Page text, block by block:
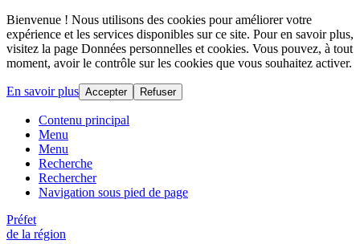
Bienvenue ! Nous utilisons des cookies pour améliorer votre
expérience et les services disponibles sur ce site. Pour en savoir plus,
visitez la page Données personnelles et cookies. Vous pouvez, à tout
moment, avoir le contrôle sur les cookies que vous souhaitez activer.
En savoir plus Accepter Refuser
Contenu principal
Menu
Menu
Recherche
Rechercher
Navigation sous pied de page
Préfet
de la région